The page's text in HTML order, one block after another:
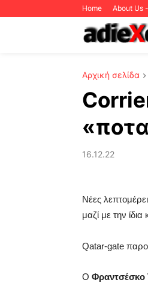
Home About Us
Αρχική σελίδα
16.12.22
Νέες
μαζί με την
Qatar-gate
Ο Φραντσέσκο